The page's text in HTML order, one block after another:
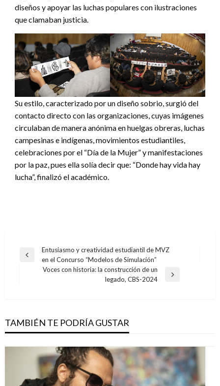
diseños y apoyar las luchas populares con ilustraciones
que clamaban justicia.
Su estilo, caracterizado por un diseño sobrio, surgió del
contacto directo con las organizaciones, cuyas imágenes
circulaban de manera anónima en huelgas obreras, luchas
campesinas e indígenas, movimientos estudiantiles,
celebraciones por el “Día de la Mujer” y manifestaciones
por la paz, pues ella solía decir que: “Donde hay vida hay
lucha”, finalizó el académico.
Navegación
Entrada
Entusiasmo y creatividad estudiantil de MVZ
en el Concurso “Modelos de Simulación”
Voces con historia: la construcción de un
legado, CBS-2024
TAMBIÉN TE PODRÍA GUSTAR